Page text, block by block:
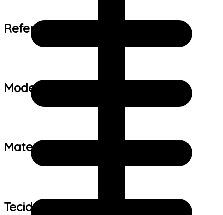
Referência de tamanho:
Modelo:
Material:
Tecido: